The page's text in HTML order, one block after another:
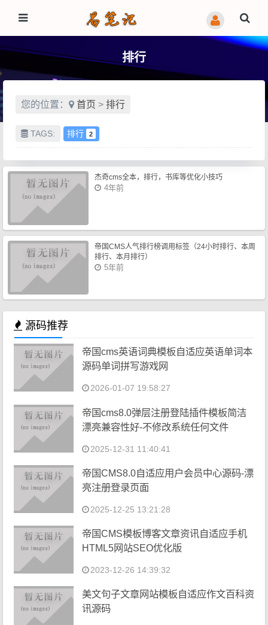
排行
您的位置： 首页 > 排行
TAGS: 排行 2
杰奇cms全本，排行，书库等优化小技巧
4年前
帝国CMS人气排行榜调用标签（24小时排行、本周
排行、本月排行）
5年前
源码推荐
帝国cms英语词典模板自适应英语单词本
源码单词拼写游戏网
2026-01-07 19:58:27
帝国cms8.0弹层注册登陆插件模板简洁
漂亮兼容性好-不修改系统任何文件
2025-12-31 11:40:41
帝国CMS8.0自适应用户会员中心源码-漂
亮注册登录页面
2025-12-25 13:21:28
帝国CMS模板博客文章资讯自适应手机
HTML5网站SEO优化版
2023-12-26 14:39:32
美文句子文章网站模板自适应作文百科资
讯源码